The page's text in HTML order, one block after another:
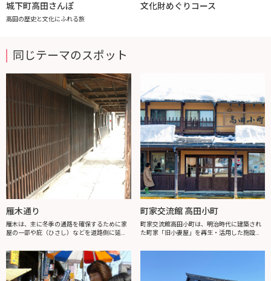
城下町高田さんぽ
高田の歴史と文化にふれる旅
文化財めぐりコース
同じテーマのスポット
雁木通り
雁木は、主に冬季の通路を確保するために家
屋の一部や庇（ひさし）などを道路側に延長
す。高田地区に現存する雁木の総延長は、日
本一となっています。雁木通りがある本町6
丁...
町家交流館 高田小町
町家交流館高田小町は、明治時代に建築され
た町家「旧小妻屋」を再生・活用した施設で
見学できます。建物内部の見学は無料ですの